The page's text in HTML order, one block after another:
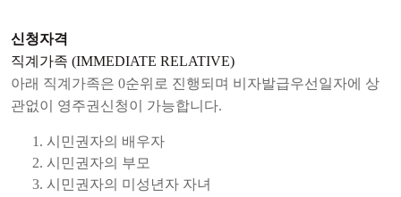
신청자격
직계가족 (IMMEDIATE RELATIVE)
아래 직계가족은 0순위로 진행되며 비자발급우선일자에 상
관없이 영주권신청이 가능합니다.
시민권자의 배우자
시민권자의 부모
시민권자의 미성년자 자녀